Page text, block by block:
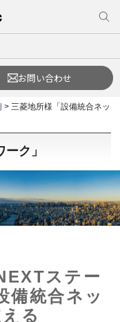
お問い合わせ
> 三菱地所様「設備統合ネッ
ク」
ステー
備統合ネッ
る